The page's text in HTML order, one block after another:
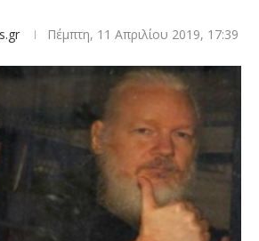
Πέμπτη, 11 Απριλίου 2019, 17:39